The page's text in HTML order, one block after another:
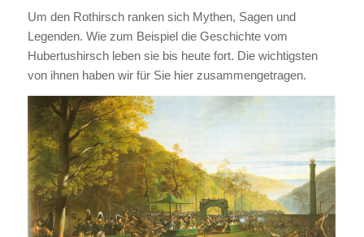
Um den Rothirsch ranken sich Mythen, Sagen und
Legenden. Wie zum Beispiel die Geschichte vom
Hubertushirsch leben sie bis heute fort. Die wichtigsten
von ihnen haben wir für Sie hier zusammengetragen.